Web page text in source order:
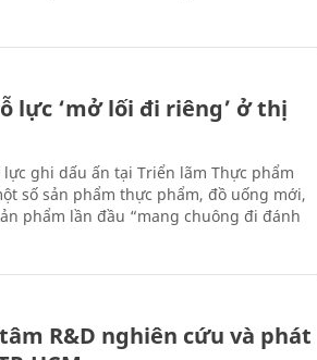
lực ‘mở lối đi riêng’ ở thị
ghi dấu ấn tại Triển lãm Thực phẩm
số sản phẩm thực phẩm, đồ uống mới,
phẩm lần đầu “mang chuông đi đánh
R&D nghiên cứu và phát